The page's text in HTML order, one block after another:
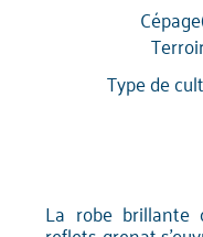
Type de
La robe brillante